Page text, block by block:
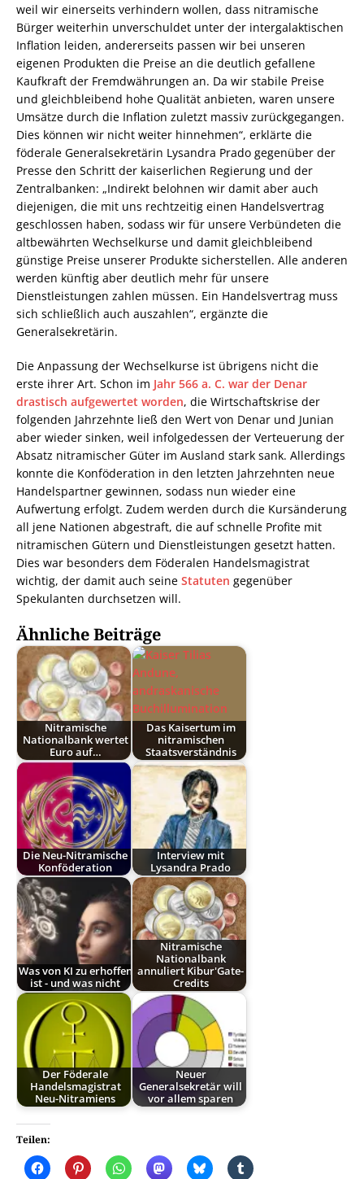
weil wir einerseits verhindern wollen, dass nitramische
Bürger weiterhin unverschuldet unter der intergalaktischen
Inflation leiden, andererseits passen wir bei unseren
eigenen Produkten die Preise an die deutlich gefallene
Kaufkraft der Fremdwährungen an. Da wir stabile Preise
und gleichbleibend hohe Qualität anbieten, waren unsere
Umsätze durch die Inflation zuletzt massiv zurückgegangen.
Dies können wir nicht weiter hinnehmen“, erklärte die
föderale Generalsekretärin Lysandra Prado gegenüber der
Presse den Schritt der kaiserlichen Regierung und der
Zentralbanken: „Indirekt belohnen wir damit aber auch
diejenigen, die mit uns rechtzeitig einen Handelsvertrag
geschlossen haben, sodass wir für unsere Verbündeten die
altbewährten Wechselkurse und damit gleichbleibend
günstige Preise unserer Produkte sicherstellen. Alle anderen
werden künftig aber deutlich mehr für unsere
Dienstleistungen zahlen müssen. Ein Handelsvertrag muss
sich schließlich auch auszahlen“, ergänzte die
Generalsekretärin.
Die Anpassung der Wechselkurse ist übrigens nicht die
erste ihrer Art. Schon im Jahr 566 a. C. war der Denar
drastisch aufgewertet worden, die Wirtschaftskrise der
folgenden Jahrzehnte ließ den Wert von Denar und Junian
aber wieder sinken, weil infolgedessen der Verteuerung der
Absatz nitramischer Güter im Ausland stark sank. Allerdings
konnte die Konföderation in den letzten Jahrzehnten neue
Handelspartner gewinnen, sodass nun wieder eine
Aufwertung erfolgt. Zudem werden durch die Kursänderung
all jene Nationen abgestraft, die auf schnelle Profite mit
nitramischen Gütern und Dienstleistungen gesetzt hatten.
Dies war besonders dem Föderalen Handelsmagistrat
wichtig, der damit auch seine Statuten gegenüber
Spekulanten durchsetzen will.
Ähnliche Beiträge
Nitramische
Nationalbank wertet
Euro auf…
Das Kaisertum im
nitramischen
Staatsverständnis
Die Neu-Nitramische
Konföderation
Interview mit
Lysandra Prado
Was von KI zu erhoffen
ist - und was nicht
Nitramische
Nationalbank
annuliert Kibur'Gate-
Credits
Der Föderale
Handelsmagistrat
Neu-Nitramiens
Neuer
Generalsekretär will
vor allem sparen
Teilen: